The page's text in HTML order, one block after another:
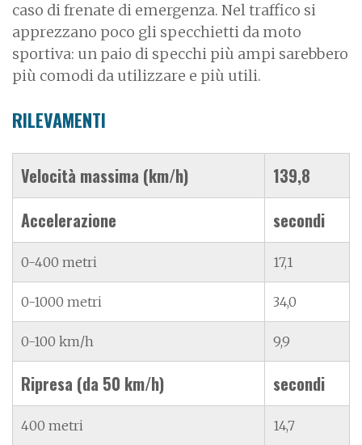
caso di frenate di emergenza. Nel traffico si
apprezzano poco gli specchietti da moto
sportiva: un paio di specchi più ampi sarebbero
più comodi da utilizzare e più utili.
RILEVAMENTI
Velocità massima (km/h)
139,8
Accelerazione
secondi
0-400 metri 17,1
0-1000 metri 34,0
0-100 km/h 9,9
Ripresa (da 50 km/h) secondi
400 metri 14,7